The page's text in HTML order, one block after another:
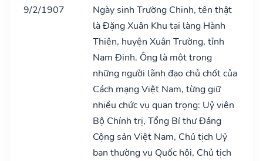
9/2/1907
Ngày sinh Trường Chinh, tên thật
là Đặng Xuân Khu tại làng Hành
Thiện, huyện Xuân Trường, tỉnh
Nam Định. Ông là một trong
những người lãnh đạo chủ chốt của
Cách mạng Việt Nam, từng giữ
nhiều chức vụ quan trọng: Uỷ viên
Bộ Chính trị, Tổng Bí thư Đảng
Cộng sản Việt Nam, Chủ tịch Uỷ
ban thường vụ Quốc hội, Chủ tịch